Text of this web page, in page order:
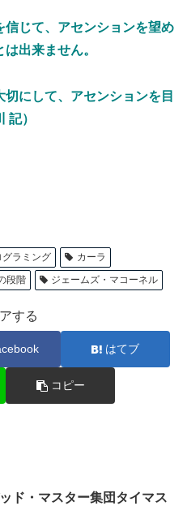
信じて、アセンションを望め
出来ません。
切にして、アセンションを目
）
グラミング
カーラ
段階 ジェームズ・マコーネル
する
はてブ
コピー
ド・マスター集団タイマス